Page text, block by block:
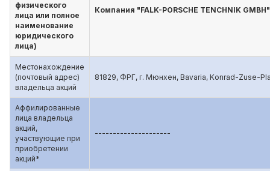
физического
лица или полное
наименование
юридического
лица)
Компания "FALK-PORSCHE TENCHNIK GMBH"
Местонахождение
(почтовый адрес)
владельца акций
81829, ФРГ, г. Мюнхен, Bavaria, Konrad-Zuse-
Аффилированные
лица владельца
акций,
участвующие при
приобретении
акций*
---------------------